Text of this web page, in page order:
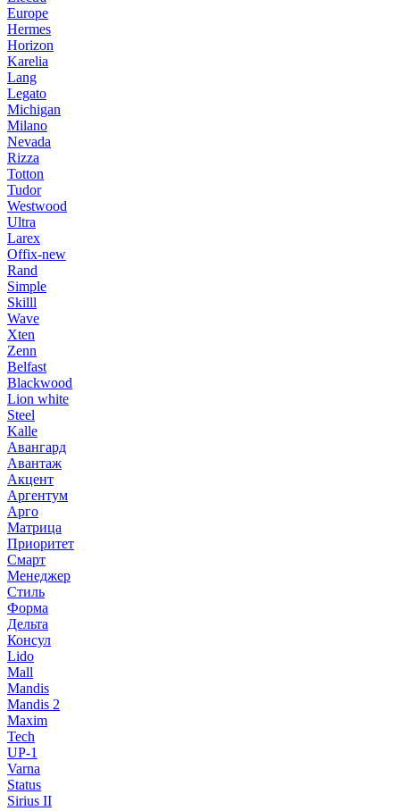
Europe
Hermes
Horizon
Karelia
Lang
Legato
Michigan
Milano
Nevada
Rizza
Totton
Tudor
Westwood
Ultra
Larex
Offix-new
Rand
Simple
Skilll
Wave
Xten
Zenn
Belfast
Blackwood
Lion white
Steel
Kalle
Авангард
Авантаж
Акцент
Аргентум
Арго
Матрица
Приоритет
Смарт
Менеджер
Стиль
Форма
Дельта
Консул
Lido
Mall
Mandis
Mandis 2
Maxim
Tech
UP-1
Varna
Status
Sirius II